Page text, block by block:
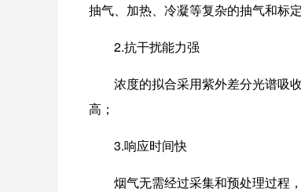
抽气、加热、冷凝等复杂的抽气和标
2.抗干扰能力强
浓度的拟合采用紫外差分光谱吸
高；
3.响应时间快
烟气无需经过采集和预处理过程